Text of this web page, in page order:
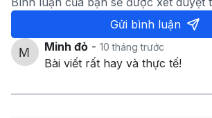
Gửi bình luận
Minh đỏ - 10 tháng trước
Bài viết rất hay và thực tế!